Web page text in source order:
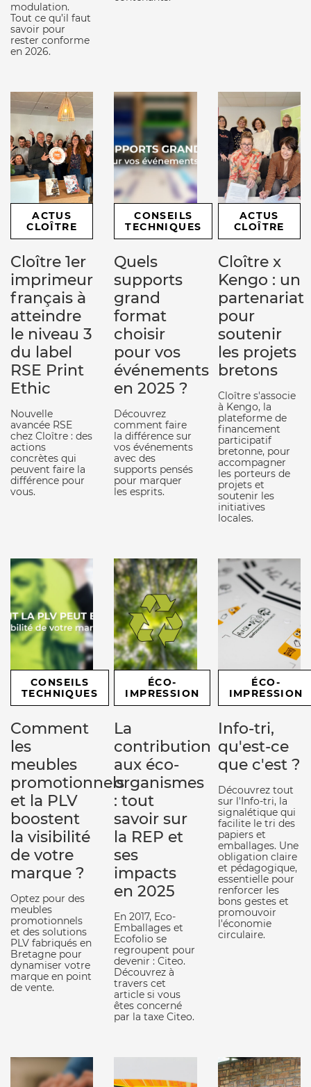
modulation.
Tout ce qu’il faut
savoir pour
rester conforme
en 2026.
ACTUS
CLOÎTRE
Cloître 1er
imprimeur
français à
atteindre
le niveau 3
du label
RSE Print
Ethic
Nouvelle
avancée RSE
chez Cloître : des
actions
concrètes qui
peuvent faire la
différence pour
vous.
CONSEILS
TECHNIQUES
Quels
supports
grand
format
choisir
pour vos
événements
en 2025 ?
Découvrez
comment faire
la différence sur
vos événements
avec des
supports pensés
pour marquer
les esprits.
ACTUS
CLOÎTRE
Cloître x
Kengo : un
partenariat
pour
soutenir
les projets
bretons
Cloître s'associe
à Kengo, la
plateforme de
financement
participatif
bretonne, pour
accompagner
les porteurs de
projets et
soutenir les
initiatives
locales.
CONSEILS
TECHNIQUES
Comment
les
meubles
promotionnels
et la PLV
boostent
la visibilité
de votre
marque ?
Optez pour des
meubles
promotionnels
et des solutions
PLV fabriqués en
Bretagne pour
dynamiser votre
marque en point
de vente.
ÉCO-
IMPRESSION
La
contribution
aux éco-
organismes
: tout
savoir sur
la REP et
ses
impacts
en 2025
En 2017, Eco-
Emballages et
Ecofolio se
regroupent pour
devenir : Citeo.
Découvrez à
travers cet
article si vous
êtes concerné
par la taxe Citeo.
ÉCO-
IMPRESSION
Info-tri,
qu'est-ce
que c'est ?
Découvrez tout
sur l'Info-tri, la
signalétique qui
facilite le tri des
papiers et
emballages. Une
obligation claire
et pédagogique,
essentielle pour
renforcer les
bons gestes et
promouvoir
l'économie
circulaire.